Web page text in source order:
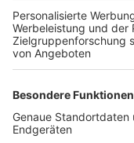
TOP-PARTNER